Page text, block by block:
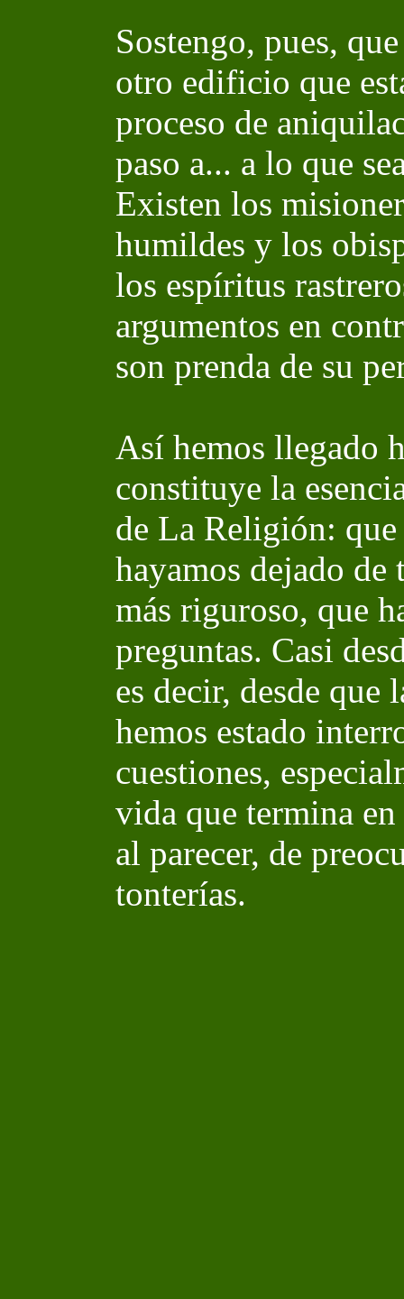
Sostengo, pues,
otro edificio que
proceso de
paso a... a lo que
Existen los
humildes y los
los espíritus
argumentos en
son prenda de su
Así hemos llegado
constituye la
de La Religión: que
hayamos dejado de
más riguroso, que
preguntas. Casi
es decir, desde que
hemos estado
cuestiones,
vida que termina
al parecer, de
tonterías.